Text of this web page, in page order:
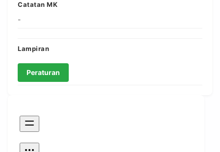
Catatan MK
-
Lampiran
Peraturan